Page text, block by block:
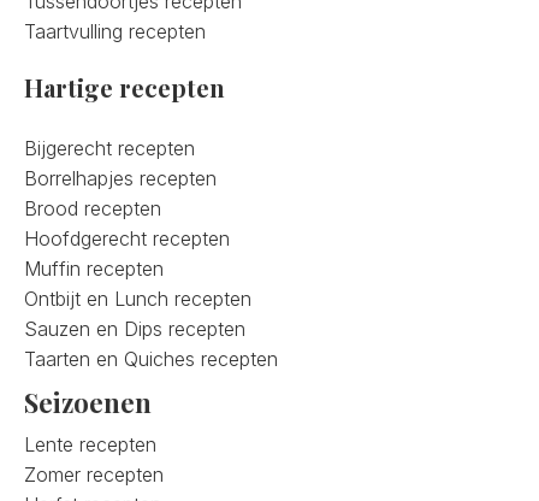
Taartvulling recepten
Hartige recepten
Bijgerecht recepten
Borrelhapjes recepten
Brood recepten
Hoofdgerecht recepten
Muffin recepten
Ontbijt en Lunch recepten
Sauzen en Dips recepten
Taarten en Quiches recepten
Seizoenen
Lente recepten
Zomer recepten